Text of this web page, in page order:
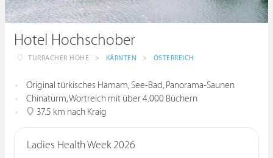
Hotel Hochschober
TURRACHER HÖHE > KÄRNTEN > ÖSTERREICH
Original türkisches Hamam, See-Bad, Panorama-Saunen
Chinaturm, Wortreich mit über 4.000 Büchern
37.5 km nach Kraig
Ladies Health Week 2026